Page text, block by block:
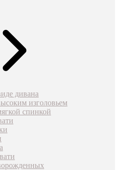
дивана
изголовьем
спинкой